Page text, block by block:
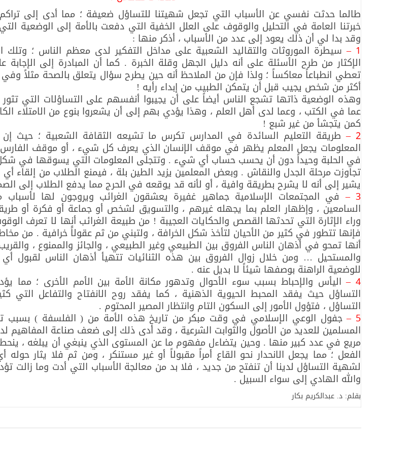
طالما حدثت نفسي عن الأسباب التي تجعل شهيتنا للتساؤل ضعيفة ؛ مما أدى إلى
خبرتنا العامة في التحليل والوقوف على العلل الخفية التي دفعت بالأمة إلى الوضعية
وقد بدا لي أن ذلك يعود إلى عدد من الأسباب ، أذكر منها :
1 – سيطرة الموروثات والتقاليد الشعبية على مداخل التفكير لدى معظم الناس ؛ وتلك
الإكثار من طرح الأسئلة على أنه دليل الجهل وقلة الخبرة . كما أن المبادرة إلى
تعطي انطباعاً معاكساً ؛ ولذا فإن من الملاحظ أنه حين يطرح سؤال يتعلق بالصحة مثلاً
أكثر من شخص يجيب قبل أن يتمكن الطبيب من إبداء رأيه !
وهذه الوضعية ذاتها تشجع الناس أيضاً على أن يجيبوا أنفسهم على التساؤلات التي
عما في الكتب ، وعما لدى أهل العلم ، وهذا يؤدي بهم إلى أن يشعروا بنوع من الامتلاء
كمن يتجشأ من غير شبع !
2 – طريقة التعليم السائدة في المدارس تكرس ما تشيعه الثقافة الشعبية ؛ حيث إن
المعلومات يجعل المعلم يظهر في موقف الإنسان الذي يعرف كل شيء ، أو موقف
في الحلبة وحيداً دون أن يحسب حساب أي شيء . وتتجلى المعلومات التي يسوقها في
تجاوزت مرحلة الجدل والنقاش . وبعض المعلمين يزيد الطين بلة ، فيمنع الطلاب من إلقاء
يشير إلى أنه لا يشرح بطريقة وافية ، أو لأنه قد يوقعه في الحرج مما يدفع الطلاب إلى
3 – في المجتمعات الإسلامية جماهير غفيرة يعشقون الغرائب ويروجون لها لأسباب
السامعين ، وإظهار العلم بما يجهله غيرهم ، والتسويق لشخص أو جماعة أو فكرة أو
وراء الإثارة التي تحدثها القصص والحكايات العجيبة ! من طبيعة الغرائب أنها لا تعرف
فإنها تتطور في كثير من الأحيان لتأخذ شكل الخرافة ، ولتبني من ثم عقولاًَ خرافية . من
أنها تمحو في أذهان الناس الفروق بين الطبيعي وغير الطبيعي ، والجائز والممنوع ،
والمستحيل … ومن خلال زوال الفروق بين هذه الثنائيات تتهيأ أذهان الناس لقبول
للوضعية الراهنة بوصفها شيئاً لا بديل عنه .
4 – اليأس والإحباط بسبب سوء الأحوال وتدهور مكانة الأمة بين الأمم الأخرى ؛ مما
التساؤل حيث يفقد المحبط الحيوية الذهنية ، كما يفقد روح الانفتاح والتفاعل التي
التساؤل ، فتؤول الأمور إلى السكون التام وانتظار المصير المحتوم .
5 – جفول الوعي الإسلامي في وقت مبكر من تاريخ هذه الأمة من ( الفلسفة ) بسبب
المسلمين للعديد من الأصول والثوابت الشرعية ، وقد أدى ذلك إلى ضعف صناعة المفاهيم
مريع في عدد كبير منها . وحين يتضاءل مفهوم ما عن المستوى الذي ينبغي أن يبلغه ،
الفعل ؛ مما يجعل الانحدار نحو القاع أمراً مقبولاً أو غير مستنكر ، ومن ثم فلا يثار حوله
لشهية التساؤل لدينا أن تنفتح من جديد ، فلا بد من معالجة الأسباب التي أدت وما زالت
والله الهادي إلى سواء السبيل .
بقلم: د. عبدالكريم بكار